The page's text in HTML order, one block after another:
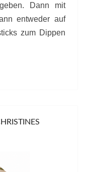
Dann mit
entweder auf
zum Dippen